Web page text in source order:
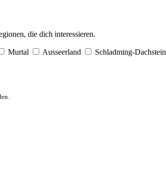
die dich interessieren.
Murtal Ausseerland Schladming-Dachstein